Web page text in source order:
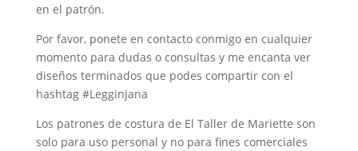
en el patrón.
Por favor, ponete en contacto conmigo en cualquier
momento para dudas o consultas y me encanta ver
diseños terminados que podes compartir con el
hashtag #Legginjana
Los patrones de costura de El Taller de Mariette son
solo para uso personal y no para fines comerciales